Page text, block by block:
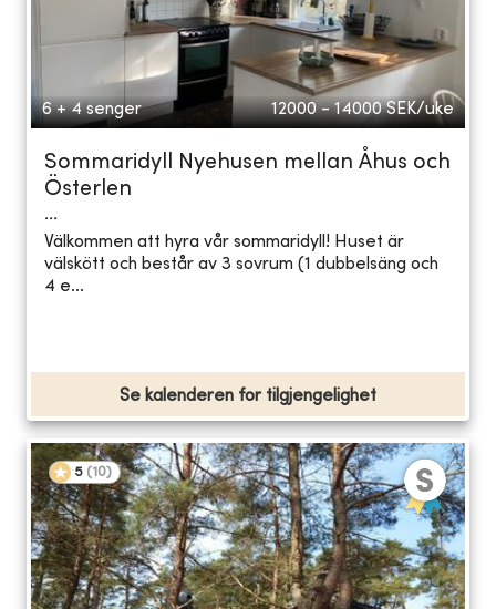
6 + 4 senger 12000 - 14000 SEK/uke
Sommaridyll Nyehusen mellan Åhus och
Österlen
...
Välkommen att hyra vår sommaridyll! Huset är
välskött och består av 3 sovrum (1 dubbelsäng och
4 e...
Se kalenderen for tilgjengelighet
5 (10)